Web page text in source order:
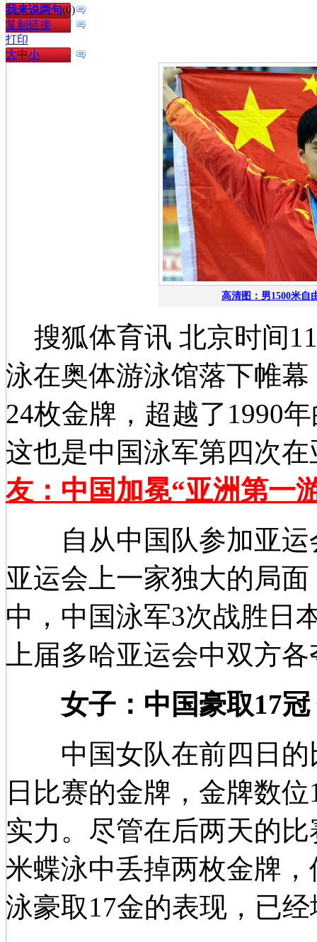
我来说两句(0)
复制链接
打印
大中小
高清图：男1500米自
搜狐体育讯 北京时间
泳在奥体游泳馆落下帷
24枚金牌，超越了1990
这也是中国泳军第四次
友：中国加冕“亚洲第一
自从中国队参加亚运
亚运会上一家独大的局
中，中国泳军3次战胜日
上届多哈亚运会中双方
女子：中国豪取17
中国女队在前四日的
日比赛的金牌，金牌数
实力。尽管在后两天的
米蝶泳中丢掉两枚金牌
泳豪取17金的表现，已